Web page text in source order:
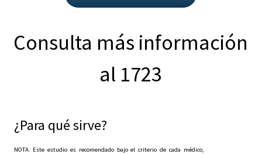
Consulta más información
al 1723
¿Para qué sirve?
NOTA: Este estudio es recomendado bajo el criterio de cada médico,